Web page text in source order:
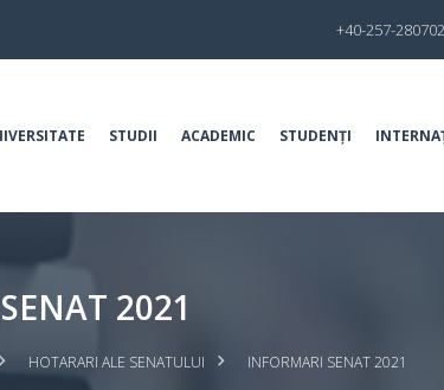
+40-257-280702
STUDII ACADEMIC STUDENȚI
2021
HOTARARI ALE SENATULUI INFORMARI SENAT 2021